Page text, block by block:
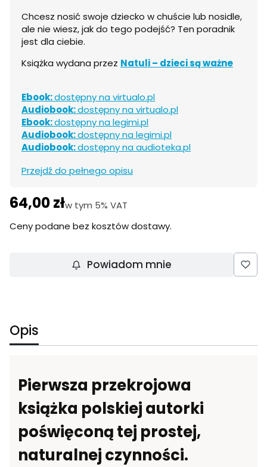
Chcesz nosić swoje dziecko w chuście lub nosidle,
ale nie wiesz, jak do tego podejść? Ten poradnik
jest dla ciebie.
Książka wydana przez Natuli – dzieci są ważne
Ebook:dostępny na virtualo.pl
Audiobook:dostępny na virtualo.pl
Ebook:dostępny na legimi.pl
Audiobook:dostępny na legimi.pl
Audiobook:dostępny na audioteka.pl
Przejdź do pełnego opisu
Cena
64,00 złw tym 5% VAT
w tym 5% VAT
Ceny podane bez kosztów dostawy.
Powiadom mnie
Opis
Pierwsza przekrojowa
książka polskiej autorki
poświęconą tej prostej,
naturalnej czynności.